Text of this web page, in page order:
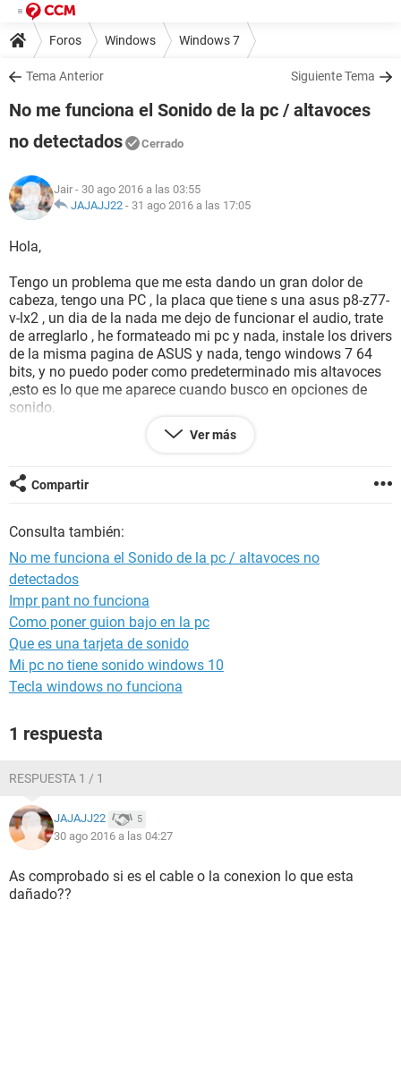
Foros Windows Windows 7
Tema Anterior Siguiente Tema
No me funciona el Sonido de la pc / altavoces
no detectados
Cerrado
Jair - 30 ago 2016 a las 03:55
JAJAJJ22 - 31 ago 2016 a las 17:05
Hola,
Tengo un problema que me esta dando un gran dolor de
cabeza, tengo una PC , la placa que tiene s una asus p8-z77-
v-lx2 , un dia de la nada me dejo de funcionar el audio, trate
de arreglarlo , he formateado mi pc y nada, instale los drivers
de la misma pagina de ASUS y nada, tengo windows 7 64
bits, y no puedo poder como predeterminado mis altavoces
,esto es lo que me aparece cuando busco en opciones de
sonido.
http://es.tinypic.com/r/mmrd4z/9
http://es.tinypic.com/r/nvzm88/9
Necesito ayuda quiero saber si es algo hardware o software :
(
Ver más
Compartir
Consulta también:
No me funciona el Sonido de la pc / altavoces no
detectados
Impr pant no funciona
Como poner guion bajo en la pc
Que es una tarjeta de sonido
Mi pc no tiene sonido windows 10
Tecla windows no funciona
1 respuesta
RESPUESTA 1 / 1
JAJAJJ22 5
30 ago 2016 a las 04:27
As comprobado si es el cable o la conexion lo que esta
dañado??